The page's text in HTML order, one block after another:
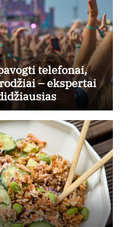
telefonai,
– ekspertai